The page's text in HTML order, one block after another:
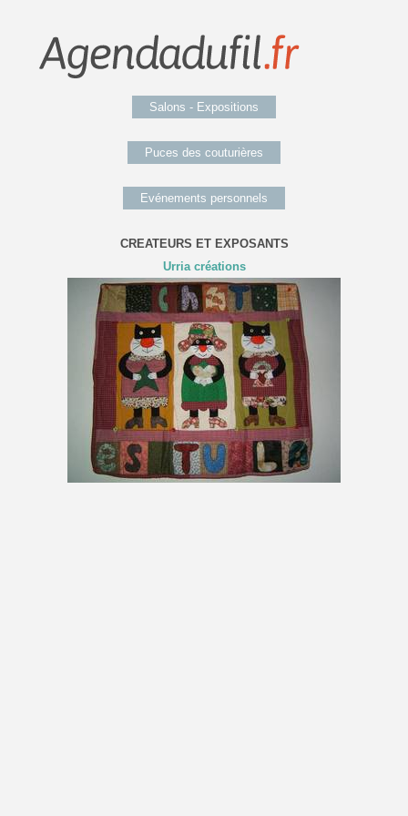
Salons - Expositions
Puces des couturières
Evénements personnels
CREATEURS ET EXPOSANTS
Urria créations